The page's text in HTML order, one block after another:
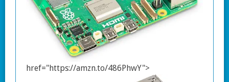
href="https://amzn.to/486PhwY">